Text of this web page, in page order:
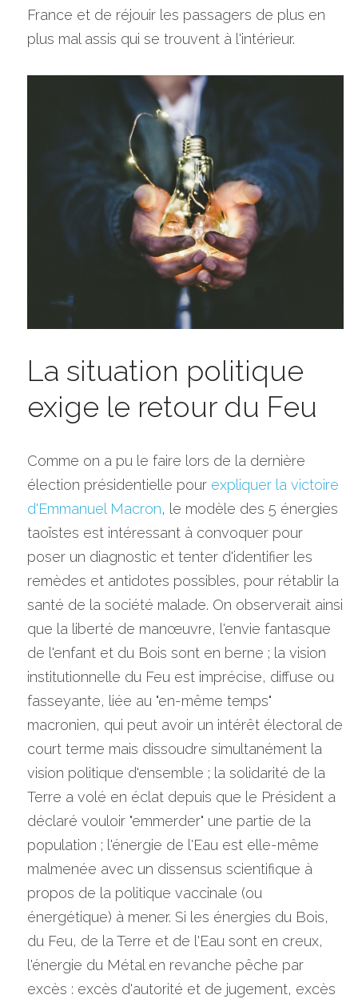
France et de réjouir les passagers de plus en
plus mal assis qui se trouvent à l'intérieur.
La situation politique
exige le retour du Feu
Comme on a pu le faire lors de la dernière
élection présidentielle pour expliquer la victoire
d'Emmanuel Macron, le modèle des 5 énergies
taoïstes est intéressant à convoquer pour
poser un diagnostic et tenter d'identifier les
remèdes et antidotes possibles, pour rétablir la
santé de la société malade. On observerait ainsi
que la liberté de manœuvre, l'envie fantasque
de l'enfant et du Bois sont en berne ; la vision
institutionnelle du Feu est imprécise, diffuse ou
fasseyante, liée au "en-même temps"
macronien, qui peut avoir un intérêt électoral de
court terme mais dissoudre simultanément la
vision politique d'ensemble ; la solidarité de la
Terre a volé en éclat depuis que le Président a
déclaré vouloir "emmerder" une partie de la
population ; l'énergie de l'Eau est elle-même
malmenée avec un dissensus scientifique à
propos de la politique vaccinale (ou
énergétique) à mener. Si les énergies du Bois,
du Feu, de la Terre et de l'Eau sont en creux,
l'énergie du Métal en revanche pêche par
excès : excès d'autorité et de jugement, excès